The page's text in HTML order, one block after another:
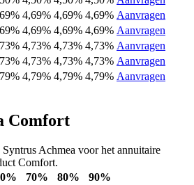
4,69% 4,69% 4,69% Aanvragen
4,69% 4,69% 4,69% Aanvragen
4,73% 4,73% 4,73% Aanvragen
4,73% 4,73% 4,73% Aanvragen
4,79% 4,79% 4,79% Aanvragen
Comfort
Achmea voor het annuitaire
Comfort.
70% 80%
90%